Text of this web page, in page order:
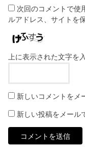
次回のコメントで使
ルアドレス、サイトを
上に表示された文字を
新しいコメントをメ
新しい投稿をメール